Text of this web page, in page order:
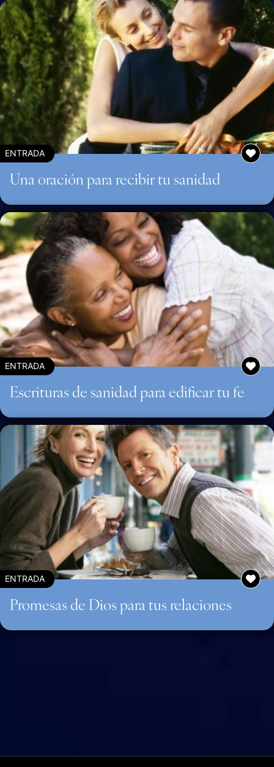
ENTRADA
Una oración para recibir tu sanidad
ENTRADA
Escrituras de sanidad para edificar tu fe
ENTRADA
Promesas de Dios para tus relaciones